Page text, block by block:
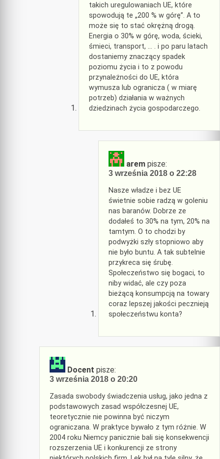
takich uregulowaniach UE, które
spowodują te „200 % w górę”. A to
może się to stać okrężną drogą.
Energia o 30% w górę, woda, ścieki,
śmieci, transport, … . i po paru latach
dostaniemy znaczący spadek
poziomu życia i to z powodu
przynależności do UE, która
wymusza lub ogranicza ( w miarę
potrzeb) działania w ważnych
dziedzinach życia gospodarczego.
arem pisze:
3 września 2018 o 22:28
Nasze władze i bez UE
świetnie sobie radzą w goleniu
nas baranów. Dobrze ze
dodałeś to 30% na tym, 20% na
tamtym. O to chodzi by
podwyżki szły stopniowo aby
nie było buntu. A tak subtelnie
przykreca się śrubę.
Społeczeństwo się bogaci, to
niby widać, ale czy poza
bieżącą konsumpcją na towary
coraz lepszej jakości pecznieją
społeczeństwu konta?
Docent pisze:
3 września 2018 o 20:20
Zasada swobody świadczenia usług, jako jedna z
podstawowych zasad współczesnej UE,
teoretycznie nie powinna być niczym
ograniczana. W praktyce bywało z tym różnie. W
2004 roku Niemcy panicznie bali się konsekwencji
rozszerzenia UE i konkurencji ze strony